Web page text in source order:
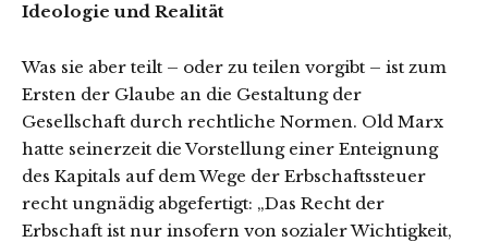
Ideologie und Realität
Was sie aber teilt – oder zu teilen vorgibt – ist zum
Ersten der Glaube an die Gestaltung der
Gesellschaft durch rechtliche Normen. Old Marx
hatte seinerzeit die Vorstellung einer Enteignung
des Kapitals auf dem Wege der Erbschaftssteuer
recht ungnädig abgefertigt: „Das Recht der
Erbschaft ist nur insofern von sozialer Wichtigkeit,